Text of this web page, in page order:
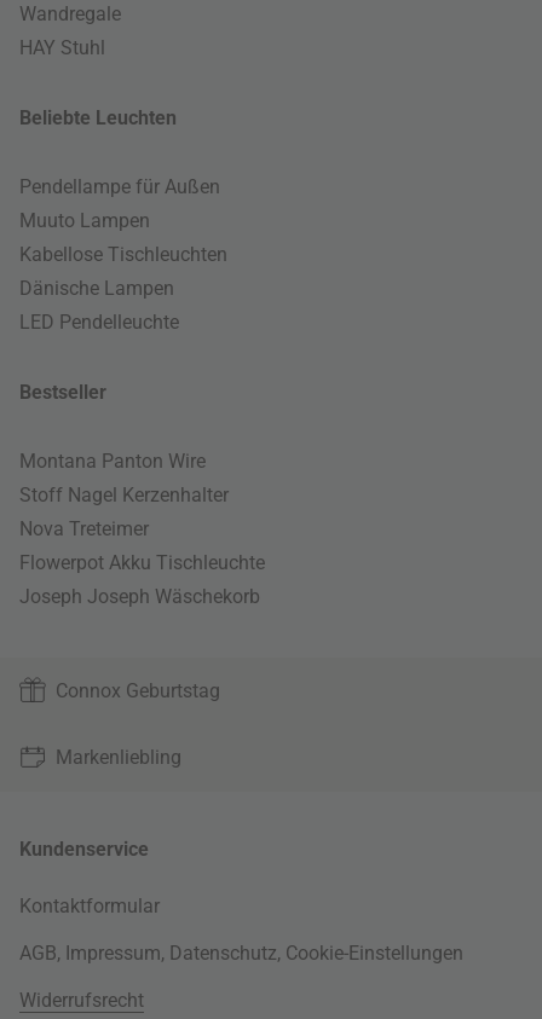
Wandregale
HAY Stuhl
Beliebte Leuchten
Pendellampe für Außen
Muuto Lampen
Kabellose Tischleuchten
Dänische Lampen
LED Pendelleuchte
Bestseller
Montana Panton Wire
Stoff Nagel Kerzenhalter
Nova Treteimer
Flowerpot Akku Tischleuchte
Joseph Joseph Wäschekorb
Connox Geburtstag
Markenliebling
Kundenservice
Kontaktformular
AGB, Impressum, Datenschutz, Cookie-Einstellungen
Widerrufsrecht